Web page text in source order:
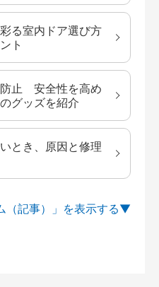
る室内ドア選び方
ト
防止 安全性を高め
グッズを紹介
とき、原因と修理
（記事）」を